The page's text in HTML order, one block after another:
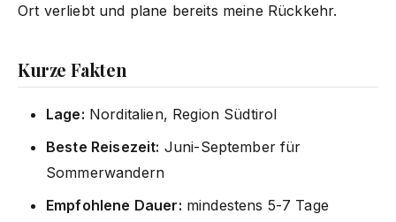
Ort verliebt und plane bereits meine Rückkehr.
Kurze Fakten
Lage: Norditalien, Region Südtirol
Beste Reisezeit: Juni-September für
Sommerwandern
Empfohlene Dauer: mindestens 5-7 Tage